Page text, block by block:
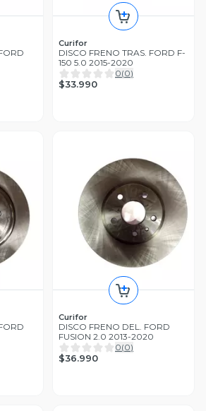
Curifor
DISCO FRENO TRAS. FORD F-
150 5.0 2015-2020
0(0)
$33.990
Curifor
DISCO FRENO DEL. FORD
FUSION 2.0 2013-2020
0(0)
$36.990